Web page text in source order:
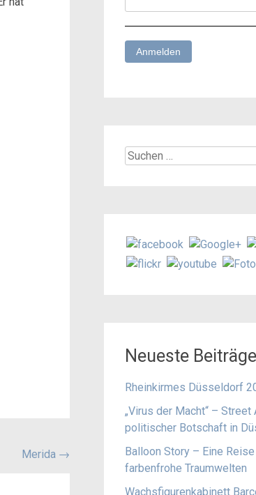
Merida →
Suchen
Neueste Beiträge
Rheinkirmes Düsseldorf
„Virus der Macht“ – Street
politischer Botschaft in
Balloon Story – Eine
farbenfrohe Traumwelten
Wachsfigurenkabinett